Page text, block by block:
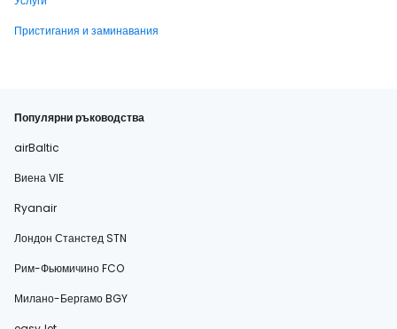
Пристигания и заминавания
Популярни ръководства
airBaltic
Виена VIE
Ryanair
Лондон Станстед STN
Рим-Фьюмичино FCO
Милано-Бергамо BGY